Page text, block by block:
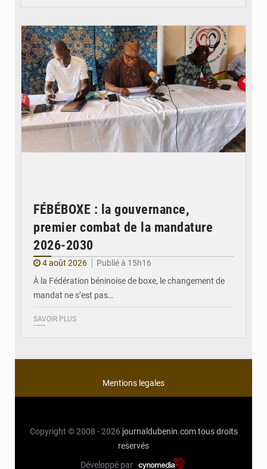
FÉBÉBOXE : la gouvernance,
premier combat de la mandature
2026-2030
4 août 2026
Publié à 15h16
À la Fédération béninoise de boxe, le changement de
mandat ne s’est pas…
SAVOIR PLUS
Mentions legales
Copyright © 2008 - 2026 journaldubenin.com tous droits
reservés
Développé par